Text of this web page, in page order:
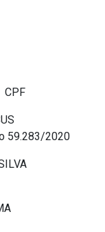
2020
SILVA
LIMA